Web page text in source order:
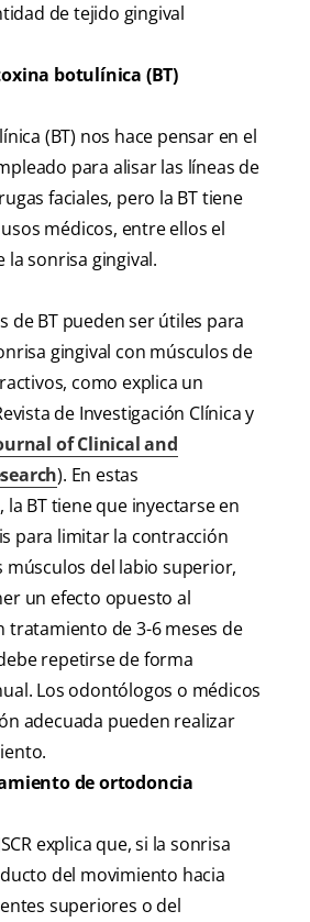
de tejido gingival
botulínica (BT)
(BT) nos hace pensar en el
para alisar las líneas de
faciales, pero la BT tiene
médicos, entre ellos el
sonrisa gingival.
de BT pueden ser útiles para
gingival con músculos de
como explica un
de Investigación Clínica y
of Clinical and
). En estas
la BT tiene que inyectarse en
para limitar la contracción
músculos del labio superior,
un efecto opuesto al
tratamiento de 3-6 meses de
repetirse de forma
Los odontólogos o médicos
adecuada pueden realizar
de ortodoncia
explica que, si la sonrisa
del movimiento hacia
superiores o del